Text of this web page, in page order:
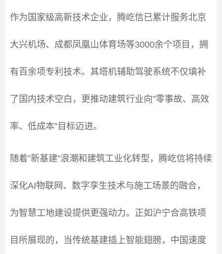
作为国家级高新技术企业，腾屹信已累计服务北京
大兴机场、成都凤凰山体育场等3000余个项目，拥
有百余项专利技术。其塔机辅助驾驶系统不仅填补
了国内技术空白，更推动建筑行业向”零事故、高效
率、低成本”目标迈进。
随着”新基建”浪潮和建筑工业化转型，腾屹信将持续
深化AI物联网、数字孪生技术与施工场景的融合，
为智慧工地建设提供更强动力。正如沪宁合高铁项
目所展现的，当传统基建插上智能翅膀，中国速度